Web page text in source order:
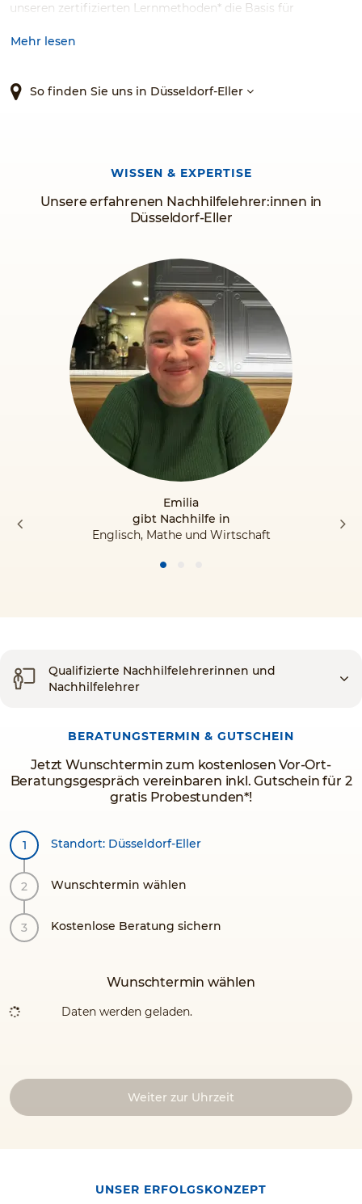
unseren zertifizierten Lernmethoden* die Basis für
Jugendliche selbst entscheiden, womit sie sich am wohlsten
Programm. Testen Sie den Testsieger!*
Mehr lesen
So finden Sie uns in Düsseldorf-Eller
Unsere erfahrenen Nachhilfelehrer:innen in
Düsseldorf-Eller
WISSEN & EXPERTISE
Emilia
gibt Nachhilfe in
Englisch, Mathe und Wirtschaft
Qualifizierte Nachhilfelehrerinnen und
Nachhilfelehrer
BERATUNGSTERMIN & GUTSCHEIN
Jetzt Wunschtermin zum kostenlosen Vor-Ort-
Beratungsgespräch vereinbaren inkl. Gutschein für 2
gratis Probestunden*!
Standort: Düsseldorf-Eller
Wunschtermin wählen
Kostenlose Beratung sichern
Wunschtermin wählen
Daten werden geladen.
Weiter zur Uhrzeit
UNSER ERFOLGSKONZEPT